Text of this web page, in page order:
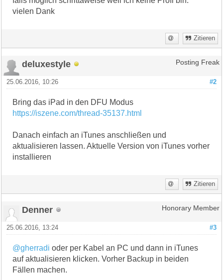
vielen Dank
Zitieren
deluxestyle Posting Freak
#2
25.06.2016, 10:26
Bring das iPad in den DFU Modus
https://iszene.com/thread-35137.html
Danach einfach an iTunes anschließen und
aktualisieren lassen. Aktuelle Version von iTunes vorher
installieren
Zitieren
Denner Honorary Member
#3
25.06.2016, 13:24
@gherradi oder per Kabel an PC und dann in iTunes
auf aktualisieren klicken. Vorher Backup in beiden
Fällen machen.